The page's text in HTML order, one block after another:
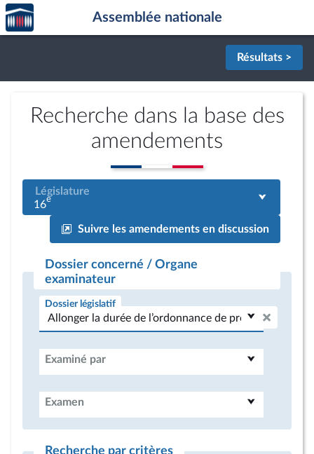
Aller au contenu
Aller en bas de la page
Accèder
à la
page
Assemblée nationale
Résultats >
Recherche dans la base des
amendements
Législature
16e
Suivre les amendements en discussion
Dossier concerné / Organe
examinateur
Dossier législatif
Examiné par
Examen
Recherche par critères